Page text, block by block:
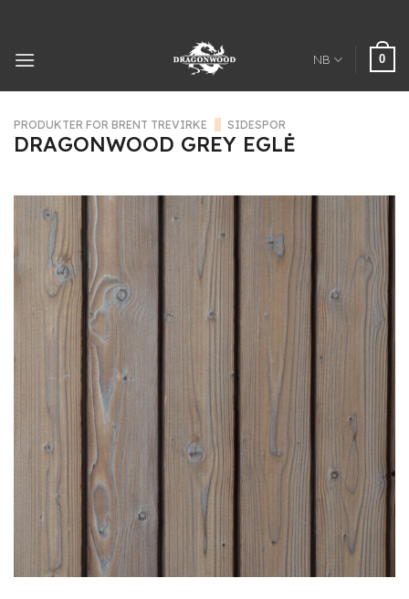
innhold
NB 0
PRODUKTER FOR BRENT TREVIRKE SIDESPOR
DRAGONWOOD GREY EGLĖ